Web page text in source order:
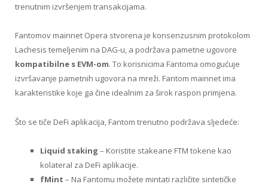
trenutnim izvršenjem transakcijama.
Fantomov mainnet Opera stvorena je konsenzusnim protokolom
Lachesis temeljenim na DAG-u, a podržava pametne ugovore
kompatibilne s EVM-om. To korisnicima Fantoma omogućuje
izvršavanje pametnih ugovora na mreži. Fantom mainnet ima
karakteristike koje ga čine idealnim za širok raspon primjena.
Što se tiče DeFi aplikacija, Fantom trenutno podržava sljedeće:
Liquid staking – Koristite stakeane FTM tokene kao
kolateral za DeFi aplikacije.
fMint – Na Fantomu možete mintati različite sintetičke